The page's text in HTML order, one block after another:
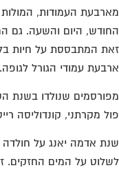
העמודות, המולות
היום והשעה. גם הם
המתבססת על חיות
עמודי הגורל לגופה.
מקרתני, קונדוליסה
אדמה יאנג על חולדה
על המים החזקים.